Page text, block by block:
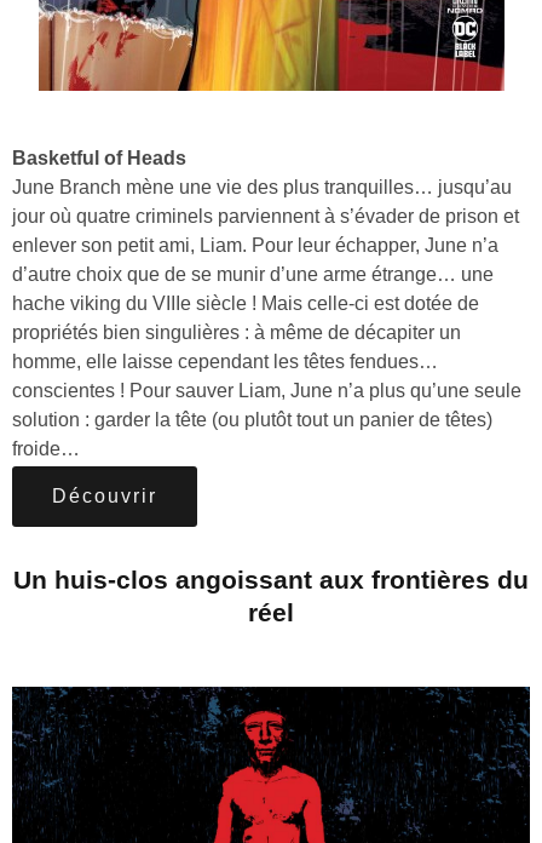
Basketful of Heads
June Branch mène une vie des plus tranquilles… jusqu’au
jour où quatre criminels parviennent à s’évader de prison et
enlever son petit ami, Liam. Pour leur échapper, June n’a
d’autre choix que de se munir d’une arme étrange… une
hache viking du VIIIe siècle ! Mais celle-ci est dotée de
propriétés bien singulières : à même de décapiter un
homme, elle laisse cependant les têtes fendues…
conscientes ! Pour sauver Liam, June n’a plus qu’une seule
solution : garder la tête (ou plutôt tout un panier de têtes)
froide…
Découvrir
Un huis-clos angoissant aux frontières du
réel